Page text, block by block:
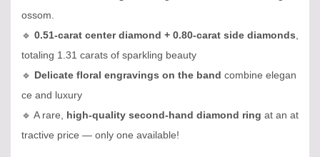
ossom.
🔹 0.51-carat center diamond + 0.80-carat side diamonds,
totaling 1.31 carats of sparkling beauty
🔹 Delicate floral engravings on the band combine elegan
ce and luxury
🔹 A rare, high-quality second-hand diamond ring at an at
tractive price — only one available!